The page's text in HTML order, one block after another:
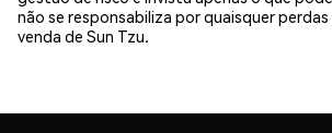
não se responsabiliza por quaisquer perdas
venda de Sun Tzu.